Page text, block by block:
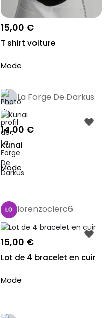
15,00 €
T shirt voiture
Mode
La Forge De Darkus
Pro
14,00 €
Kunai
Mode
lorenzoclerc6
15,00 €
Lot de 4 bracelet en cuir
Mode